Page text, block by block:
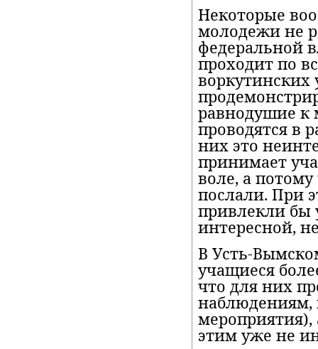
Некоторые
молодежи не
федеральной
проходит по
воркутинских
равнодушие к
проводятся в
них это
принимает
воле, а
послали. При
привлекли бы
интересной,
В Усть-
учащиеся
что для них
наблюдениям,
мероприятия),
этим уже не